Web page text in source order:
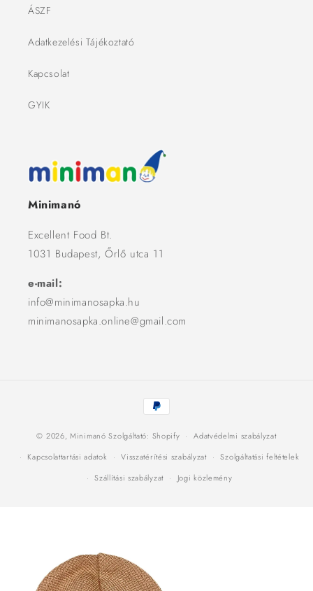
ÁSZF
Adatkezelési Tájékoztató
Kapcsolat
GYIK
Minimanó
Excellent Food Bt.
1031 Budapest, Őrlő utca 11
e-mail:
info@minimanosapka.hu
minimanosapka.online@gmail.com
Fizetési
módok
© 2026,Minimanó Szolgáltató: Shopify
Adatvédelmi szabályzat
Kapcsolattartási adatok
Visszatérítési szabályzat
Szolgáltatási feltételek
Szállítási szabályzat
Jogi közlemény